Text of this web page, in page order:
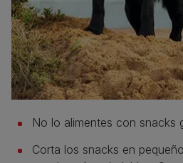
No lo alimentes con snacks
Corta los snacks en